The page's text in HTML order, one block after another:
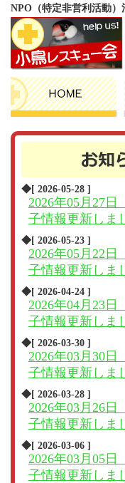
NPO（特定非営利活動
◆[ 2026-05-28 ]
2026年05月27
子情報更新しま
◆[ 2026-05-23 ]
2026年05月22
子情報更新しま
◆[ 2026-04-24 ]
2026年04月23
子情報更新しま
◆[ 2026-03-30 ]
2026年03月30
子情報更新しま
◆[ 2026-03-28 ]
2026年03月26
子情報更新しま
◆[ 2026-03-06 ]
2026年03月05
子情報更新しま